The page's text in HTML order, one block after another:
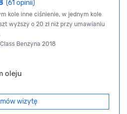
(61 opinii)
kole inne ciśnienie, w jednym kole
wyższy o 20 zł niż przy umawianiu
Benzyna 2018
oleju
wizytę